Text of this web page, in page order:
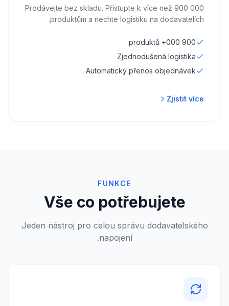
Prodávejte bez skladu. Přistupte k více než 900 000
produktům a nechte logistiku na dodavatelích.
900 000+ produktů
Zjednodušená logistika
Automatický přenos objednávek
Zjistit více
FUNKCE
Vše co potřebujete
Jeden nástroj pro celou správu dodavatelského
napojení.